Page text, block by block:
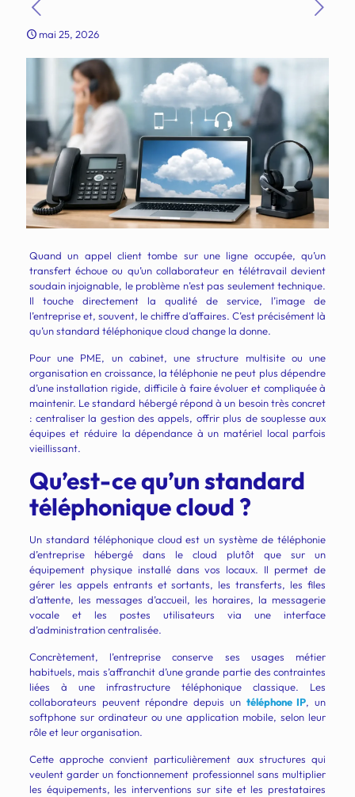
mai 25, 2026
Quand un appel client tombe sur une ligne occupée, qu’un
transfert échoue ou qu’un collaborateur en télétravail devient
soudain injoignable, le problème n’est pas seulement technique.
Il touche directement la qualité de service, l’image de
l’entreprise et, souvent, le chiffre d’affaires. C’est précisément là
qu’un standard téléphonique cloud change la donne.
Pour une PME, un cabinet, une structure multisite ou une
organisation en croissance, la téléphonie ne peut plus dépendre
d’une installation rigide, difficile à faire évoluer et compliquée à
maintenir. Le standard hébergé répond à un besoin très concret
: centraliser la gestion des appels, offrir plus de souplesse aux
équipes et réduire la dépendance à un matériel local parfois
vieillissant.
Qu’est-ce qu’un standard
téléphonique cloud ?
Un standard téléphonique cloud est un système de téléphonie
d’entreprise hébergé dans le cloud plutôt que sur un
équipement physique installé dans vos locaux. Il permet de
gérer les appels entrants et sortants, les transferts, les files
d’attente, les messages d’accueil, les horaires, la messagerie
vocale et les postes utilisateurs via une interface
d’administration centralisée.
Concrètement, l’entreprise conserve ses usages métier
habituels, mais s’affranchit d’une grande partie des contraintes
liées à une infrastructure téléphonique classique. Les
collaborateurs peuvent répondre depuis un téléphone IP, un
softphone sur ordinateur ou une application mobile, selon leur
rôle et leur organisation.
Cette approche convient particulièrement aux structures qui
veulent garder un fonctionnement professionnel sans multiplier
les équipements, les interventions sur site et les prestataires